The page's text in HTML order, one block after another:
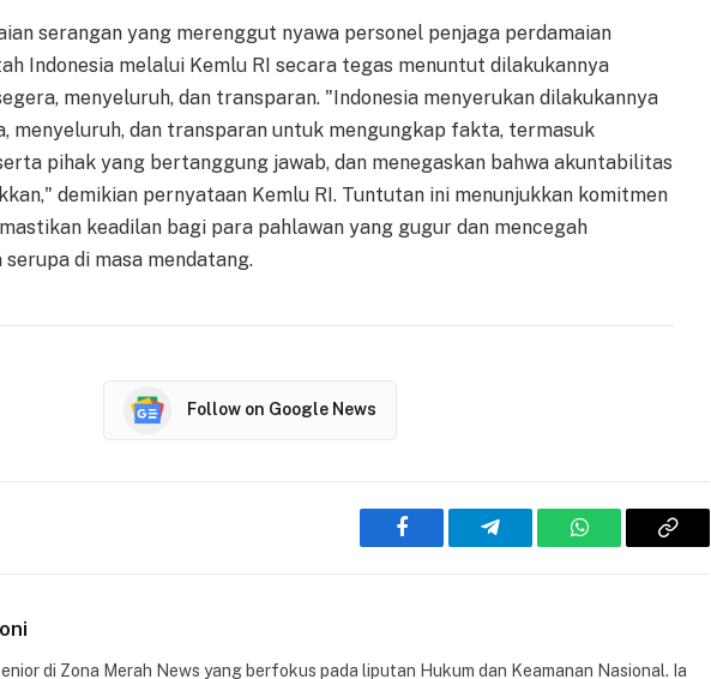
serangan yang merenggut nyawa personel penjaga perdamaian
Indonesia melalui Kemlu RI secara tegas menuntut dilakukannya
menyeluruh, dan transparan. "Indonesia menyerukan dilakukannya
menyeluruh, dan transparan untuk mengungkap fakta, termasuk
pihak yang bertanggung jawab, dan menegaskan bahwa akuntabilitas
demikian pernyataan Kemlu RI. Tuntutan ini menunjukkan komitmen
keadilan bagi para pahlawan yang gugur dan mencegah
di masa mendatang.
Follow on Google News
Facebook Telegram WhatsAppCopy
di Zona Merah News yang berfokus pada liputan Hukum dan Keamanan Nasional. Ia